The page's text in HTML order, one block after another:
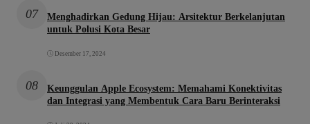
07
Menghadirkan Gedung Hijau: Arsitektur Berkelanjutan
untuk Polusi Kota Besar
Desember 17, 2024
08
Keunggulan Apple Ecosystem: Memahami Konektivitas
dan Integrasi yang Membentuk Cara Baru Berinteraksi